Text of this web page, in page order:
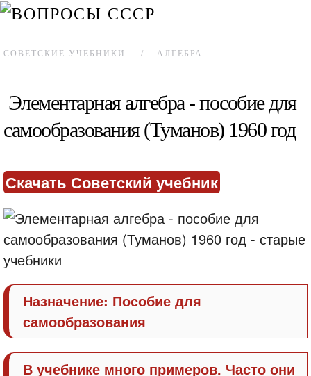
СОВЕТСКИЕ УЧЕБНИКИ АЛГЕБРА
Элементарная алгебра - пособие для
самообразования (Туманов) 1960 год
Скачать Советский учебник
Назначение: Пособие для
самообразования
В учебнике много примеров. Часто они